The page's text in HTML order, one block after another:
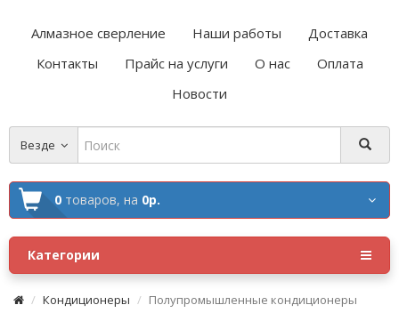
Алмазное сверление Наши работы
Доставка
Контакты
Прайс на услуги О нас
Оплата
Новости
Везде
0 товаров, на 0р.
Категории
Кондиционеры Полупромышленные кондиционеры